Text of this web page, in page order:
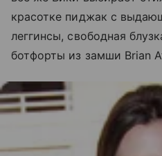
красотке пиджак с
леггинсы, свободная
ботфорты из замши Brian